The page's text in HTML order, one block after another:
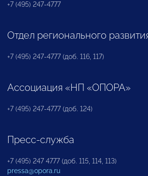
+7 (495) 247-4777
Отдел регионального
+7 (495) 247-4777 (доб. 116, 117)
Ассоциация «НП «ОПОРА»
+7 (495) 247-4777 (доб. 124)
Пресс-служба
+7 (495) 247 4777 (доб. 115, 114, 113)
pressa@opora.ru